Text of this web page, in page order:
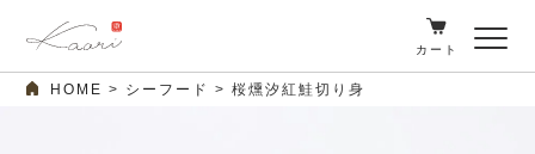
カート
HOME シーフード 桜燻汐紅鮭切り身